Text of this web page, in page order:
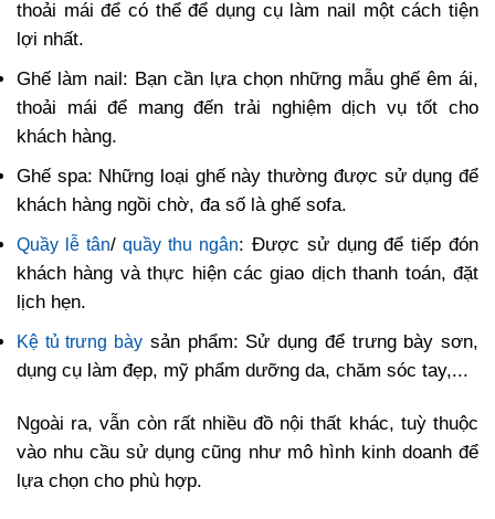
thoải mái để có thể để dụng cụ làm nail một cách tiện
lợi nhất.
Ghế làm nail: Bạn cần lựa chọn những mẫu ghế êm ái,
thoải mái để mang đến trải nghiệm dịch vụ tốt cho
khách hàng.
Ghế spa: Những loại ghế này thường được sử dụng để
khách hàng ngồi chờ, đa số là ghế sofa.
Quầy lễ tân/quầy thu ngân: Được sử dụng để tiếp đón
khách hàng và thực hiện các giao dịch thanh toán, đặt
lịch hẹn.
Kệ tủ trưng bày sản phẩm: Sử dụng để trưng bày sơn,
dụng cụ làm đẹp, mỹ phẩm dưỡng da, chăm sóc tay,...
Ngoài ra, vẫn còn rất nhiều đồ nội thất khác, tuỳ thuộc
vào nhu cầu sử dụng cũng như mô hình kinh doanh để
lựa chọn cho phù hợp.